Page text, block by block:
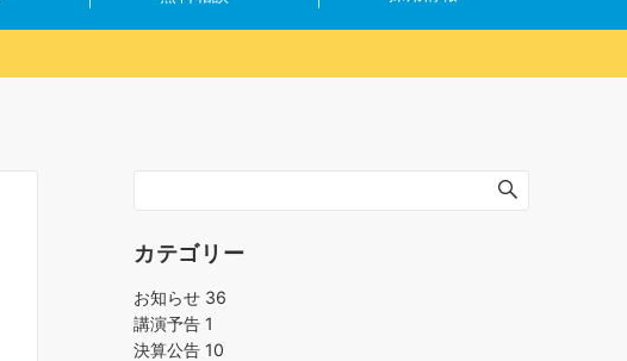
カテゴリー
お知らせ 36
講演予告 1
決算公告 10